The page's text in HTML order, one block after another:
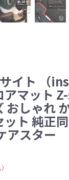
イト （
アマット
しゃれ
ット 純正
アスター